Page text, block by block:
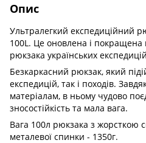
Опис
Ультралегкий експедиційний
100L. Це оновлена і покращена
рюкзака українських
Безкаркасний рюкзак, який
експедицій, так і походів.
матеріалам, в ньому чудово
зносостійкість та мала вага.
Вага 100л рюкзака з жорсткою
металевої спинки - 1350г.